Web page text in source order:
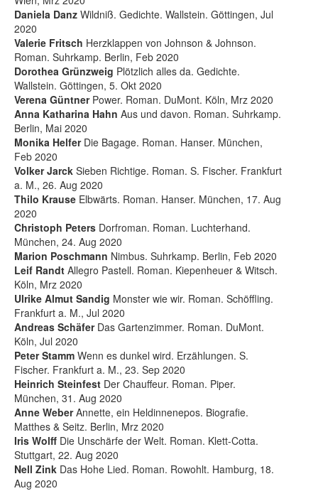
Daniela Danz Wildniß. Gedichte. Wallstein. Göttingen, Jul
2020
Valerie Fritsch Herzklappen von Johnson & Johnson.
Roman. Suhrkamp. Berlin, Feb 2020
Dorothea Grünzweig Plötzlich alles da. Gedichte.
Wallstein. Göttingen, 5. Okt 2020
Verena GüntnerPower. Roman. DuMont. Köln, Mrz 2020
Anna Katharina Hahn Aus und davon. Roman. Suhrkamp.
Berlin, Mai 2020
Monika HelferDie Bagage. Roman. Hanser. München,
Feb 2020
Volker Jarck Sieben Richtige. Roman. S. Fischer. Frankfurt
a. M., 26. Aug 2020
Thilo Krause Elbwärts. Roman. Hanser. München, 17. Aug
2020
Christoph Peters Dorfroman. Roman. Luchterhand.
München, 24. Aug 2020
Marion Poschmann Nimbus. Suhrkamp. Berlin, Feb 2020
Leif Randt Allegro Pastell. Roman. Kiepenheuer & Witsch.
Köln, Mrz 2020
Ulrike Almut Sandig Monster wie wir. Roman. Schöffling.
Frankfurt a. M., Jul 2020
Andreas SchäferDas Gartenzimmer. Roman. DuMont.
Köln, Jul 2020
Peter Stamm Wenn es dunkel wird. Erzählungen. S.
Fischer. Frankfurt a. M., 23. Sep 2020
Heinrich Steinfest Der Chauffeur. Roman. Piper.
München, 31. Aug 2020
Anne WeberAnnette, ein Heldinnenepos. Biografie.
Matthes & Seitz. Berlin, Mrz 2020
Iris Wolff Die Unschärfe der Welt. Roman. Klett-Cotta.
Stuttgart, 22. Aug 2020
Nell Zink Das Hohe Lied. Roman. Rowohlt. Hamburg, 18.
Aug 2020